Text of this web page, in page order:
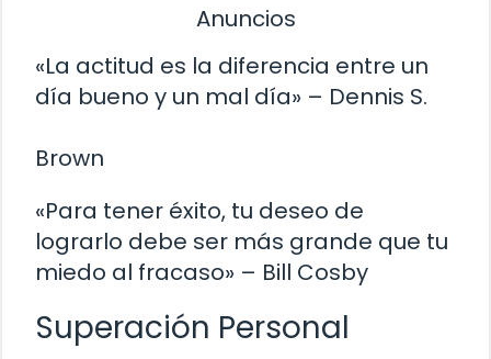
Anuncios
«La actitud es la diferencia entre un
día bueno y un mal día» – Dennis S.
Brown
«Para tener éxito, tu deseo de
lograrlo debe ser más grande que tu
miedo al fracaso» – Bill Cosby
Superación Personal